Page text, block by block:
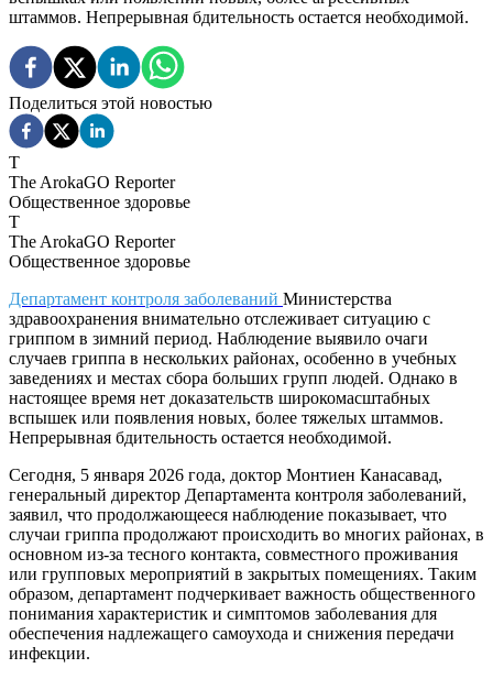
штаммов. Непрерывная бдительность остается необходимой.
Поделиться этой новостью
T
The ArokaGO Reporter
Общественное здоровье
T
The ArokaGO Reporter
Общественное здоровье
Департамент контроля заболеваний Министерства
здравоохранения внимательно отслеживает ситуацию с
гриппом в зимний период. Наблюдение выявило очаги
случаев гриппа в нескольких районах, особенно в учебных
заведениях и местах сбора больших групп людей. Однако в
настоящее время нет доказательств широкомасштабных
вспышек или появления новых, более тяжелых штаммов.
Непрерывная бдительность остается необходимой.
Сегодня, 5 января 2026 года, доктор Монтиен Канасавад,
генеральный директор Департамента контроля заболеваний,
заявил, что продолжающееся наблюдение показывает, что
случаи гриппа продолжают происходить во многих районах, в
основном из-за тесного контакта, совместного проживания
или групповых мероприятий в закрытых помещениях. Таким
образом, департамент подчеркивает важность общественного
понимания характеристик и симптомов заболевания для
обеспечения надлежащего самоухода и снижения передачи
инфекции.